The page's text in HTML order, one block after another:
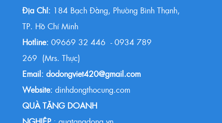
Địa Chỉ: 184 Bạch Đằng, Phường Bình Thạnh,
TP. Hồ Chí Minh
Hotline: 09669 32 446 - 0934 789
269 (Mrs. Thực)
Email: dodongviet420@gmail.com
Website: dinhdongthocung.com
QUÀ TẶNG DOANH